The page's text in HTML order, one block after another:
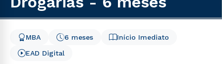
Início Imediato
6 meses
MBA
EAD Digital